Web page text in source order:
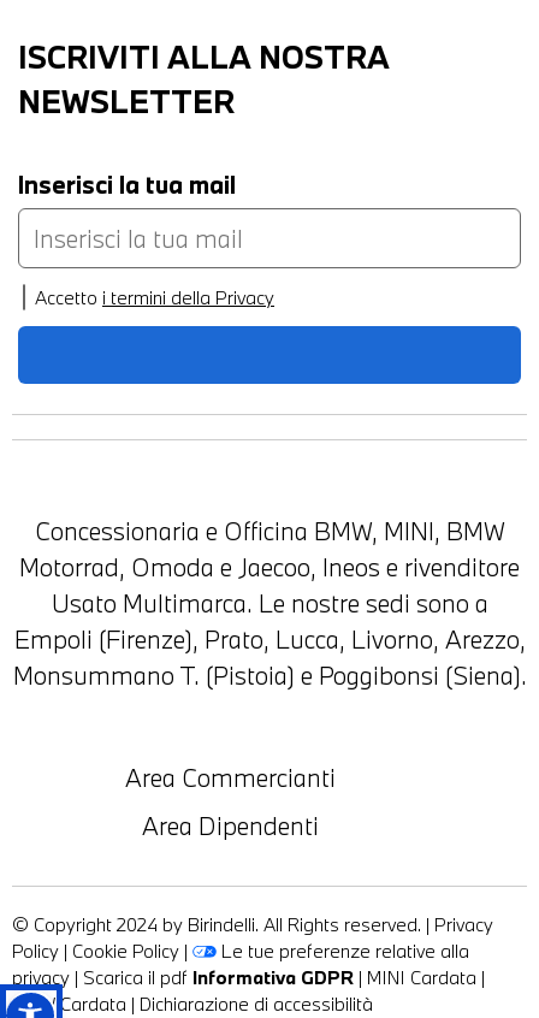
ISCRIVITI ALLA NOSTRA
NEWSLETTER
Inserisci la tua mail
Accetto i termini della Privacy
Concessionaria e Officina BMW, MINI, BMW
Motorrad, Omoda e Jaecoo, Ineos e rivenditore
Usato Multimarca. Le nostre sedi sono a
Empoli (Firenze), Prato, Lucca, Livorno, Arezzo,
Monsummano T. (Pistoia) e Poggibonsi (Siena).
Area Commercianti
Area Dipendenti
© Copyright 2024 by Birindelli. All Rights reserved. | Privacy
Policy | Cookie Policy |
Le tue preferenze relative alla
privacy | Scarica il pdf Informativa GDPR | MINI Cardata |
BMW Cardata | Dichiarazione di accessibilità